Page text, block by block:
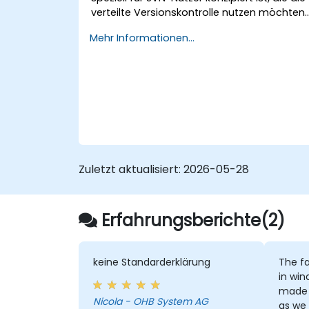
verteilte Versionskontrolle nutzen möchten.
grundlegende Git-Konzepte, tägliche
mit Sicherheit und Effizienz zu übernehmen,
Entwicklungsprozesse zu ermöglichen.
Mehr Informationen...
Zuletzt aktualisiert: 2026-05-28
Erfahrungsberichte(2)
keine Standarderklärung
Nicola - OHB System AG
The
in
as